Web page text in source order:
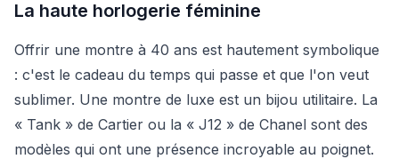
La haute horlogerie féminine
Offrir une montre à 40 ans est hautement symbolique
: c'est le cadeau du temps qui passe et que l'on veut
sublimer. Une montre de luxe est un bijou utilitaire. La
« Tank » de Cartier ou la « J12 » de Chanel sont des
modèles qui ont une présence incroyable au poignet.